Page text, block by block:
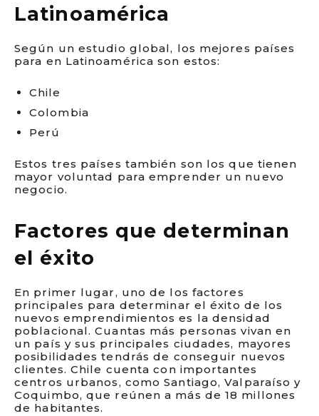
Latinoamérica
Según un estudio global, los mejores países
para en Latinoamérica son estos:
Chile
Colombia
Perú
Estos tres países también son los que tienen
mayor voluntad para emprender un nuevo
negocio.
Factores que determinan
el éxito
En primer lugar, uno de los factores
principales para determinar el éxito de los
nuevos emprendimientos es la densidad
poblacional. Cuantas más personas vivan en
un país y sus principales ciudades, mayores
posibilidades tendrás de conseguir nuevos
clientes. Chile cuenta con importantes
centros urbanos, como Santiago, Valparaíso y
Coquimbo, que reúnen a más de 18 millones
de habitantes.